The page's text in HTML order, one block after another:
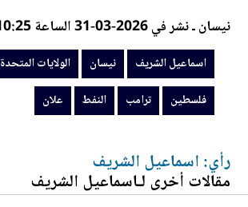
نيسان ـ نشر في 2026-03-31 الساعة 10:25
اسماعيل الشريف نيسان الولايات المتحدة
فلسطين
ترامب النفط علان
رأي: اسماعيل الشريف
مقالات أخرى لـاسماعيل الشريف